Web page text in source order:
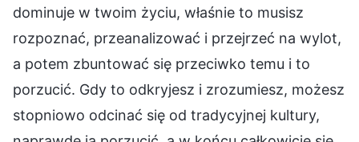
dominuje w twoim życiu, właśnie to musisz
rozpoznać, przeanalizować i przejrzeć na wylot,
a potem zbuntować się przeciwko temu i to
porzucić. Gdy to odkryjesz i zrozumiesz, możesz
stopniowo odcinać się od tradycyjnej kultury,